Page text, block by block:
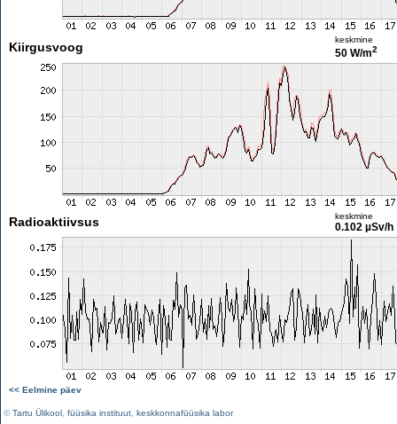
Kiirgusvoog
keskmine
50 W/m2
Radioaktiivsus keskmine
0.102 µSv/h
<< Eelmine päev
©Tartu Ülikool füüsika instituut keskkonnafüüsika labor